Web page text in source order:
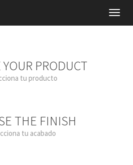
Menú
de
PRODUCT
tu producto
THE FINISH
tu acabado